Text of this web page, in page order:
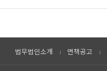
법무법인소개 면책공고